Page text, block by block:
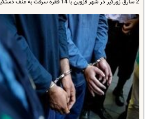
2 سارق زورگیر در شهر قزوین با 14 فقره سرقت به عنف دستگیر شدند.